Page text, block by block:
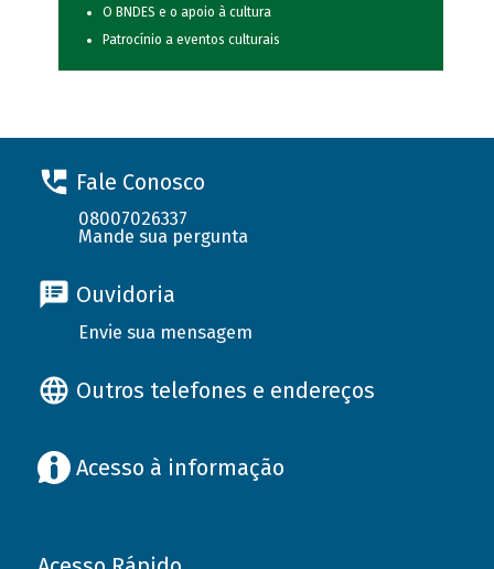
O BNDES e o apoio à cultura
Patrocínio a eventos culturais
Fale Conosco
08007026337
Mande sua pergunta
Ouvidoria
Envie sua mensagem
Outros telefones e endereços
Acesso à informação